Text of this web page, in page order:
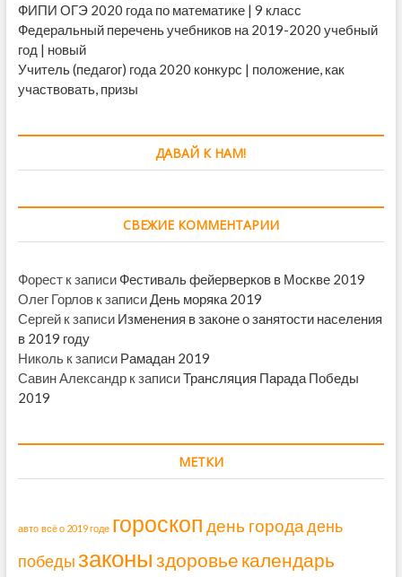
ФИПИ ОГЭ 2020 года по математике | 9 класс
Федеральный перечень учебников на 2019-2020 учебный
год | новый
Учитель (педагог) года 2020 конкурс | положение, как
участвовать, призы
ДАВАЙ К НАМ!
СВЕЖИЕ КОММЕНТАРИИ
Форестк записи Фестиваль фейерверков в Москве 2019
Олег Горловк записиДень моряка 2019
Сергейк записи Изменения в законе о занятости населения
в 2019 году
Никольк записи Рамадан 2019
Савин Александрк записиТрансляция Парада Победы
2019
МЕТКИ
авто всё о 2019 годе гороскоп день городадень
победызаконыздоровье календарь